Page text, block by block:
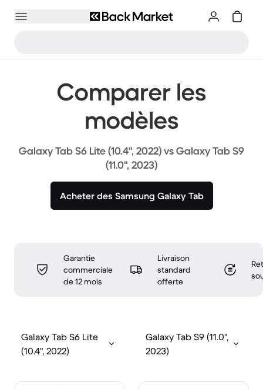
Comparer les
modèles
Galaxy Tab S6 Lite (10.4", 2022) vs Galaxy Tab S9
(11.0", 2023)
Acheter des Samsung Galaxy Tab
Garantie
commerciale
de 12 mois
Livraison
standard
offerte
Galaxy Tab S6 Lite
(10.4", 2022)
Galaxy Tab S9 (11.0",
2023)